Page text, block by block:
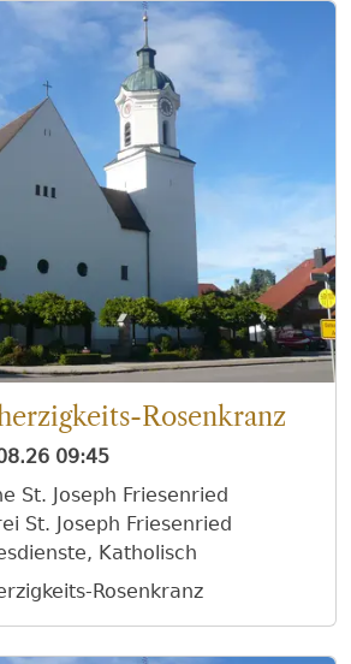
Rosenkranz
09:45
St. Joseph Friesenried
St. Joseph Friesenried
Katholisch
Rosenkranz